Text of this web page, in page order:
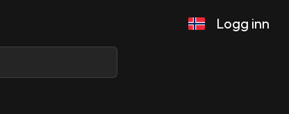
Logg inn